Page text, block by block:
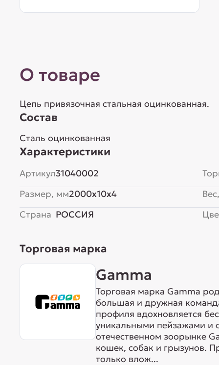
О товаре
Цепь привязочная стальная оцинкованная.
Состав
Сталь оцинкованная
Характеристики
Артикул31040002
Размер, мм2000x10x4
Страна РОССИЯ
Торговая марка
Gamma
Торговая марка Gamma
большая и дружная
профиля вдохновляется
уникальными пейзажами и
отечественном зоорынке
кошек, собак и грызунов.
только влож...